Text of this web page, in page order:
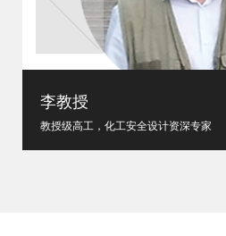
李教授
教授级高工，化工安全设计资深专家